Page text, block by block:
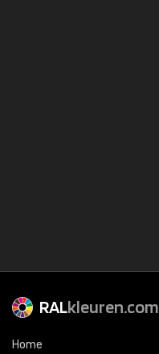
RALkleuren.com
Home